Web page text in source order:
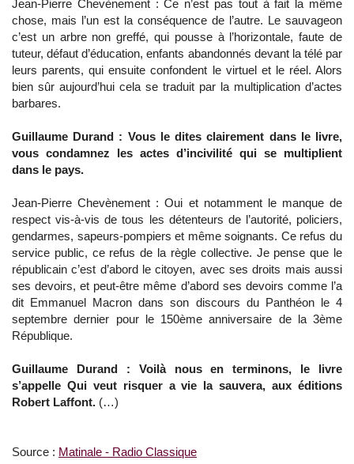
Jean-Pierre Chevènement : Ce n’est pas tout à fait la même
chose, mais l’un est la conséquence de l’autre. Le sauvageon
c’est un arbre non greffé, qui pousse à l’horizontale, faute de
tuteur, défaut d’éducation, enfants abandonnés devant la télé par
leurs parents, qui ensuite confondent le virtuel et le réel. Alors
bien sûr aujourd’hui cela se traduit par la multiplication d’actes
barbares.
Guillaume Durand : Vous le dites clairement dans le livre,
vous condamnez les actes d’incivilité qui se multiplient
dans le pays.
Jean-Pierre Chevènement : Oui et notamment le manque de
respect vis-à-vis de tous les détenteurs de l’autorité, policiers,
gendarmes, sapeurs-pompiers et même soignants. Ce refus du
service public, ce refus de la règle collective. Je pense que le
républicain c’est d’abord le citoyen, avec ses droits mais aussi
ses devoirs, et peut-être même d’abord ses devoirs comme l’a
dit Emmanuel Macron dans son discours du Panthéon le 4
septembre dernier pour le 150ème anniversaire de la 3ème
République.
Guillaume Durand : Voilà nous en terminons, le livre
s’appelle Qui veut risquer a vie la sauvera, aux éditions
Robert Laffont. (…)
Source : Matinale - Radio Classique